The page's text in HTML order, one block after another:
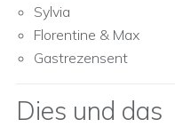
Sylvia
Florentine & Max
Gastrezensent
Dies und das